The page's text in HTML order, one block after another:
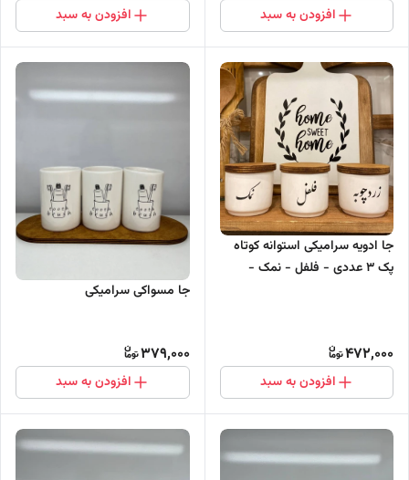
افزودن به سبد افزودن به سبد
جا ادویه سرامیکی استوانه کوتاه
پک 3 عددی - فلفل - نمک -
472,000
افزودن به سبد
جا مسواکی سرامیکی
379,000
افزودن به سبد